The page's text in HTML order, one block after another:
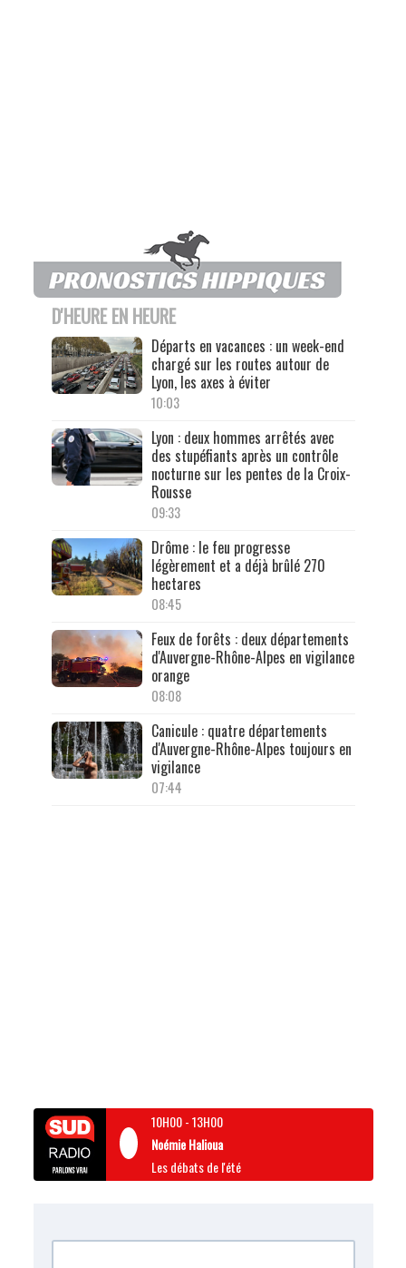
D'HEURE EN HEURE
Départs en vacances : un week-end
chargé sur les routes autour de
Lyon, les axes à éviter
10:03
Lyon : deux hommes arrêtés avec
des stupéfiants après un contrôle
nocturne sur les pentes de la Croix-
Rousse
09:33
Drôme : le feu progresse
légèrement et a déjà brûlé 270
hectares
08:45
Feux de forêts : deux départements
d'Auvergne-Rhône-Alpes en vigilance
orange
08:08
Canicule : quatre départements
d'Auvergne-Rhône-Alpes toujours en
vigilance
07:44
10H00-13H00
Noémie Halioua
Les débats de l'été